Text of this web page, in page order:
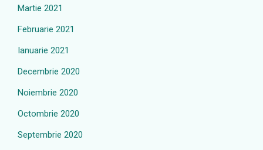
Martie 2021
Februarie 2021
Ianuarie 2021
Decembrie 2020
Noiembrie 2020
Octombrie 2020
Septembrie 2020